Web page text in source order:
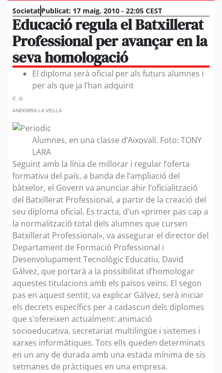
SocietatPublicat: 17 maig, 2010 - 22:05 CEST
Educació regula el Batxillerat
Professional per avançar en la
seva homologació
El diploma serà oficial per als futurs alumnes i
per als que ja l’han adquirit
C. G.
ANDORRA LA VELLA
Alumnes, en una classe d’Aixovall. Foto: TONY
LARA
Seguint amb la línia de millorar i regular l’oferta
formativa del país, a banda de l’ampliació del
bàtxelor, el Govern va anunciar ahir l’oficialització
del Batxillerat Professional, a partir de la creació del
seu diploma oficial. Es tracta, d’un «primer pas cap a
la normalització total dels alumnes que cursen
Batxillerat Professional», va assegurar el director del
Departament de Formació Professional i
Desenvolupament Tecnològic Educatiu, David
Gálvez, que portarà a la possibilitat d’homologar
aquestes titulacions amb els països veïns. El segon
pas en aquest sentit, va explicar Gálvez, serà iniciar
els decrets específics per a cadascun dels diplomes
que s’ofereixen actualment: animació
socioeducativa, secretariat multilingüe i sistemes i
xarxes informàtiques. Tots ells queden determinats
en un any de durada amb una estada mínima de sis
setmanes de pràctiques en una empresa.